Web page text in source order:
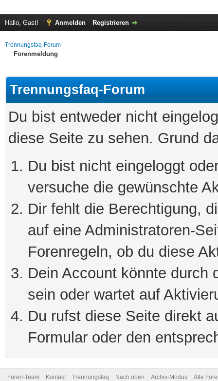
Hallo, Gast! Anmelden Registrieren
Trennungsfaq-Forum
Forenmeldung
Trennungsfaq-Forum
Du bist entweder nicht
diese Seite zu sehen. Grund
Du bist nicht eingeloggt
versuche die gewünschte
Dir fehlt die Berechtigung,
auf eine Administratoren-
Forenregeln, ob du diese
Dein Account könnte durch
sein oder wartet auf
Du rufst diese Seite direkt
Formular oder den
Foren-Team Kontakt Trennungsfaq Nach oben Archiv-Modus Alle